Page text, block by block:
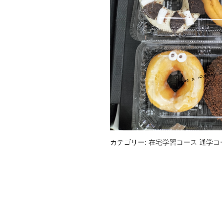
カテゴリー: 在宅学習コース 通学コ